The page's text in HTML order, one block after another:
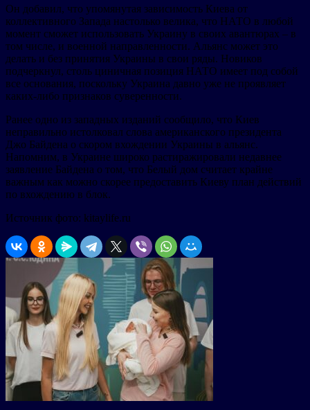
Он добавил, что упомянутая зависимость Киева от
коллективного Запада настолько велика, что НАТО в любой
момент сможет использовать Украину в своих авантюрах – в
том числе, и военной направленности. Альянс может это
делать и без принятия Украины в свои ряды. Новиков
подчеркнул, столь циничная позиция НАТО имеет под собой
все основания, поскольку Украина давно уже не проявляет
каких-либо признаков суверенности.
Ранее одно из западных изданий сообщило, что Киев
неправильно истолковал слова американского президента
Джо Байдена о скором вхождении Украины в альянс.
Напомним, в Украине широко растиражировали недавнее
заявление Байдена о том, что Белый дом считает крайне
важным как можно скорее предоставить Киеву план действий
по вхождению в блок.
Источник фото: kitaylife.ru